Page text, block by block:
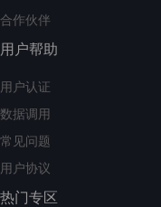
合作伙伴
用户帮助
用户认证
数据调用
常见问题
用户协议
热门专区